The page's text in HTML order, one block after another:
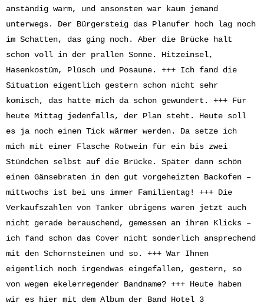
anständig warm, und ansonsten war kaum jemand
unterwegs. Der Bürgersteig das Planufer hoch lag noch
im Schatten, das ging noch. Aber die Brücke halt
schon voll in der prallen Sonne. Hitzeinsel,
Hasenkostüm, Plüsch und Posaune. +++ Ich fand die
Situation eigentlich gestern schon nicht sehr
komisch, das hatte mich da schon gewundert. +++ Für
heute Mittag jedenfalls, der Plan steht. Heute soll
es ja noch einen Tick wärmer werden. Da setze ich
mich mit einer Flasche Rotwein für ein bis zwei
Stündchen selbst auf die Brücke. Später dann schön
einen Gänsebraten in den gut vorgeheizten Backofen –
mittwochs ist bei uns immer Familientag! +++ Die
Verkaufszahlen von Tanker übrigens waren jetzt auch
nicht gerade berauschend, gemessen an ihren Klicks –
ich fand schon das Cover nicht sonderlich ansprechend
mit den Schornsteinen und so. +++ War Ihnen
eigentlich noch irgendwas eingefallen, gestern, so
von wegen ekelerregender Bandname? +++ Heute haben
wir es hier mit dem Album der Band Hotel 3